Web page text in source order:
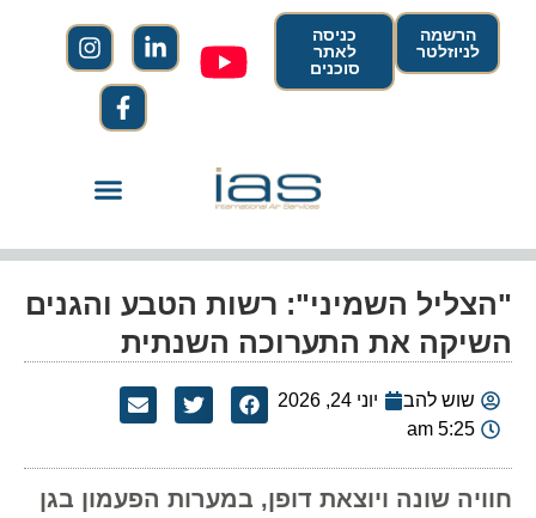
הרשמה
לניוזלטר
כניסה
לאתר
סוכנים
"הצליל השמיני": רשות הטבע והגנים
השיקה את התערוכה השנתית
שוש להב
יוני 24, 2026
5:25 am
חוויה שונה ויוצאת דופן, במערות הפעמון בגן